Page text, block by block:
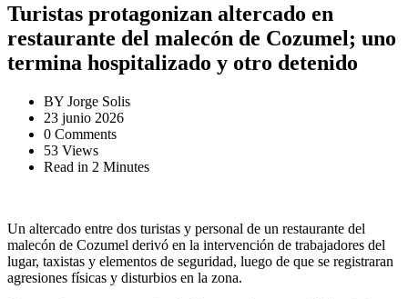
Turistas protagonizan altercado en
restaurante del malecón de Cozumel; uno
termina hospitalizado y otro detenido
BY Jorge Solis
23 junio 2026
0 Comments
53 Views
Read in 2 Minutes
Un altercado entre dos turistas y personal de un restaurante del
malecón de Cozumel derivó en la intervención de trabajadores del
lugar, taxistas y elementos de seguridad, luego de que se registraran
agresiones físicas y disturbios en la zona.